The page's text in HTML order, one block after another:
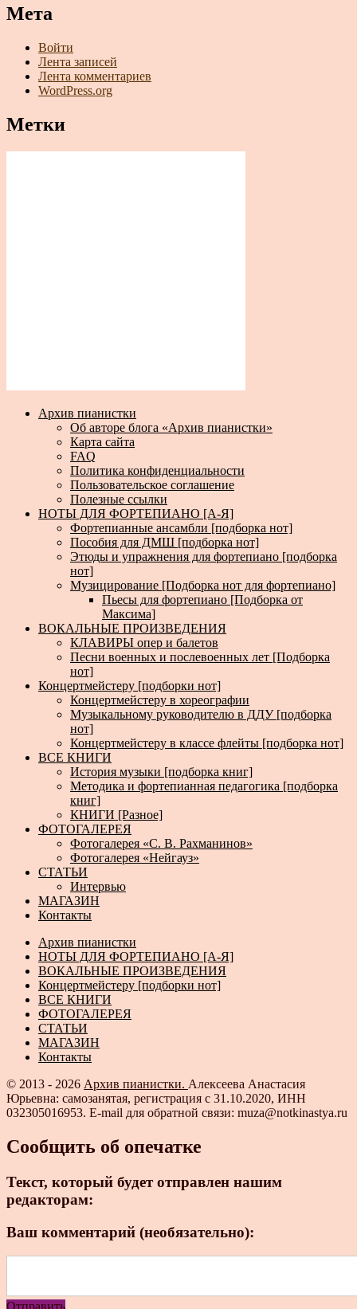
Мета
Войти
Лента записей
Лента комментариев
WordPress.org
Метки
Архив пианистки
Об авторе блога «Архив пианистки»
Карта сайта
FAQ
Политика конфиденциальности
Пользовательское соглашение
Полезные ссылки
НОТЫ ДЛЯ ФОРТЕПИАНО [А-Я]
Фортепианные ансамбли [подборка нот]
Пособия для ДМШ [подборка нот]
Этюды и упражнения для фортепиано [подборка
нот]
Музицирование [Подборка нот для фортепиано]
Пьесы для фортепиано [Подборка от
Максима]
ВОКАЛЬНЫЕ ПРОИЗВЕДЕНИЯ
КЛАВИРЫ опер и балетов
Песни военных и послевоенных лет [Подборка
нот]
Концертмейстеру [подборки нот]
Концертмейстеру в хореографии
Музыкальному руководителю в ДДУ [подборка
нот]
Концертмейстеру в классе флейты [подборка нот]
ВСЕ КНИГИ
История музыки [подборка книг]
Методика и фортепианная педагогика [подборка
книг]
КНИГИ [Разное]
ФОТОГАЛЕРЕЯ
Фотогалерея «С. В. Рахманинов»
Фотогалерея «Нейгауз»
СТАТЬИ
Интервью
МАГАЗИН
Контакты
Архив пианистки
НОТЫ ДЛЯ ФОРТЕПИАНО [А-Я]
ВОКАЛЬНЫЕ ПРОИЗВЕДЕНИЯ
Концертмейстеру [подборки нот]
ВСЕ КНИГИ
ФОТОГАЛЕРЕЯ
СТАТЬИ
МАГАЗИН
Контакты
© 2013 - 2026 Архив пианистки. Алексеева Анастасия
Юрьевна: самозанятая, регистрация с 31.10.2020, ИНН
032305016953. E-mail для обратной связи: muza@notkinastya.ru
Сообщить об опечатке
Текст, который будет отправлен нашим
редакторам:
Ваш комментарий (необязательно):